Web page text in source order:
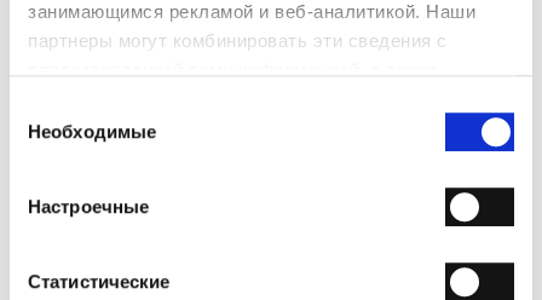
занимающимся рекламой и веб-аналитикой. Наши
партнеры могут комбинировать эти сведения с
вами их сервисов.
согласия
Необходимые
Настроечные
Статистические
МАТЕРИАЛЫ
РУЧНАЯ РАБОТА
ДОСТАВКА
СПОСОБЫ ОПЛАТЫ